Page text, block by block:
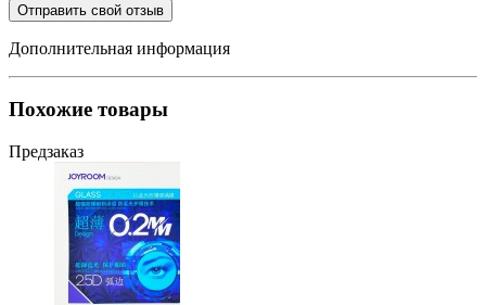
Отправить свой отзыв
Дополнительная информация
Похожие товары
Предзаказ